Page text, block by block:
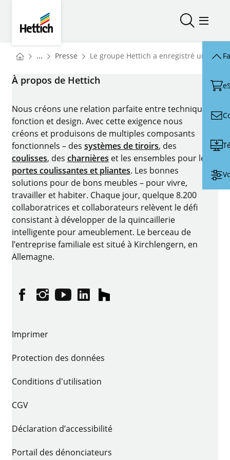
Ouvrir/
You are here:
Homepage
... Presse Homepage
Le groupe Hettich a enregistré une
À propos de Hettich
Nous créons une relation parfaite entre technique,
fonction et design. Avec cette exigence nous
créons et produisons de multiples composants
fonctionnels – des systèmes de tiroirs, des
coulisses, des charnières et les ensembles pour les
portes coulissantes et pliantes. Les bonnes
solutions pour de bons meubles – pour vivre,
travailler et habiter. Chaque jour, quelque 8.200
collaboratrices et collaborateurs relèvent le défi
consistant à développer de la quincaillerie
intelligente pour ameublement. Le berceau de
l’entreprise familiale est situé à Kirchlengern, en
Allemagne.
FacebookInstagram
YouTubelinkedinhouzz
Imprimer
Protection des données
Conditions d'utilisation
CGV
Déclaration d’accessibilité
Portail des dénonciateurs